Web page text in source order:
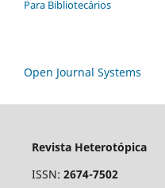
Para Bibliotecários
Open Journal Systems
Revista Heterotópica
ISSN: 2674-7502